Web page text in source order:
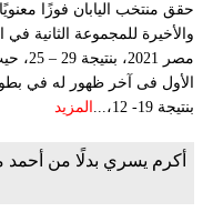
حقق منتخب اليابان فوزًا
والأخيرة للمجموعة الثانية
مصر
بنتيجة 19- 12،...
المزيد
أكرم يسري بدلًا من